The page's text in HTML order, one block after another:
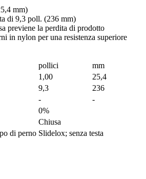
mm)
di 9,3 poll. (236 mm)
previene la perdita di prodotto
in nylon per una resistenza superiore
pollici
mm
1,00
25,4
9,3
236
-
-
0%
Chiusa
di perno Slidelox; senza testa